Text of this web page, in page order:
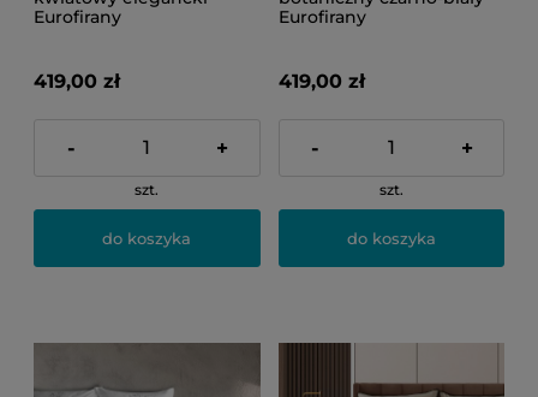
Eurofirany
419,00 zł
- +
szt.
do koszyka
Eurofirany
419,00 zł
- +
szt.
do koszyka